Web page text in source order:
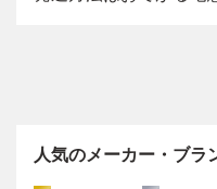
人気のメーカー・ブラ